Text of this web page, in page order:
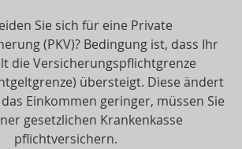
Sie sich für eine Private
(PKV)? Bedingung ist, dass Ihr
die Versicherungspflichtgrenze
übersteigt. Diese ändert
Einkommen geringer, müssen Sie
gesetzlichen Krankenkasse
pflichtversichern.